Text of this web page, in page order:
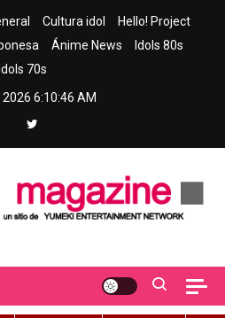
Cultura idol
Hello! Project
Ánime News
Idols 80s
Idols 70s
2026 6:10:46 AM